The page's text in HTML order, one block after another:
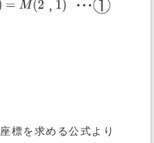
標を求める公式より